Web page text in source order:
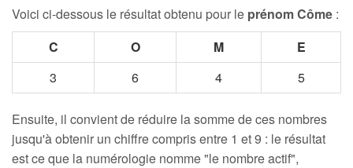
Voici ci-dessous le résultat obtenu pour le prénom Côme :
C
O M
E
3
6 4 5
Ensuite, il convient de réduire la somme de ces nombres
jusqu'à obtenir un chiffre compris entre 1 et 9 : le résultat
est ce que la numérologie nomme "le nombre actif",